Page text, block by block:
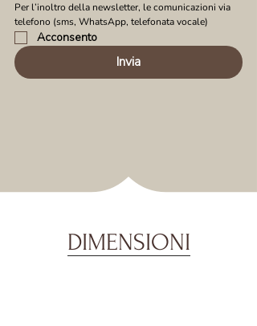
Per l’inoltro della newsletter, le comunicazioni via
telefono (sms, WhatsApp, telefonata vocale)
Acconsento
Invia
DIMENSIONI